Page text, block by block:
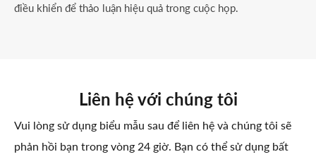
điều khiển để thảo luận hiệu quả trong cuộc họp.
Liên hệ với chúng tôi
Vui lòng sử dụng biểu mẫu sau để liên hệ và chúng tôi sẽ
phản hồi bạn trong vòng 24 giờ. Bạn có thể sử dụng bất